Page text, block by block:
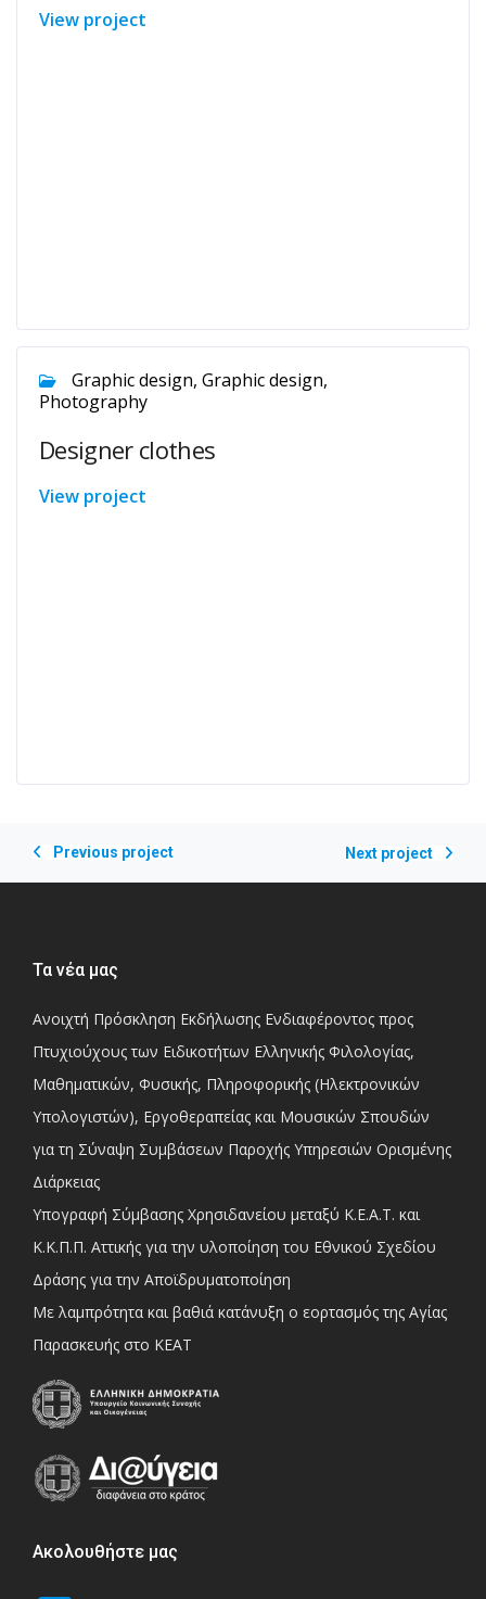
View project
Graphic design, Graphic design,
Photography
Designer clothes
View project
Previous project Next project
Τα νέα μας
Ανοιχτή Πρόσκληση Εκδήλωσης Ενδιαφέροντος προς
Πτυχιούχους των Ειδικοτήτων Ελληνικής Φιλολογίας,
Μαθηματικών, Φυσικής, Πληροφορικής (Ηλεκτρονικών
Υπολογιστών), Εργοθεραπείας και Μουσικών Σπουδών
για τη Σύναψη Συμβάσεων Παροχής Υπηρεσιών Ορισμένης
Διάρκειας
Υπογραφή Σύμβασης Χρησιδανείου μεταξύ Κ.Ε.Α.Τ. και
Κ.Κ.Π.Π. Αττικής για την υλοποίηση του Εθνικού Σχεδίου
Δράσης για την Αποϊδρυματοποίηση
Με λαμπρότητα και βαθιά κατάνυξη ο εορτασμός της Αγίας
Παρασκευής στο ΚΕΑΤ
Ακολουθήστε μας